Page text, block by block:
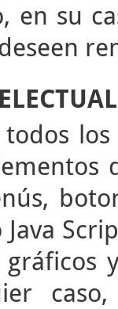
en su
todos
Java